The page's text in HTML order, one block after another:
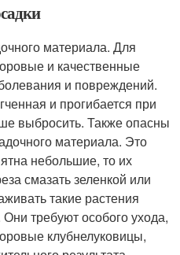
материала. Для
и качественные
и повреждений.
и прогибается при
выбросить. Также опасны
материала. Это
небольшие, то их
смазать зеленкой или
такие растения
требуют особого ухода,
клубнелуковицы,